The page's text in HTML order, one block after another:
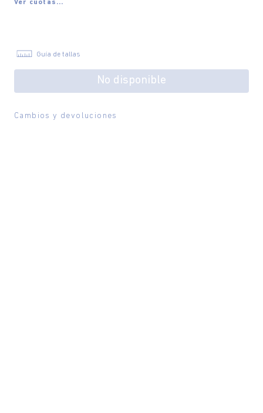
Ver cuotas...
Guía de tallas
No disponible
Cambios y devoluciones